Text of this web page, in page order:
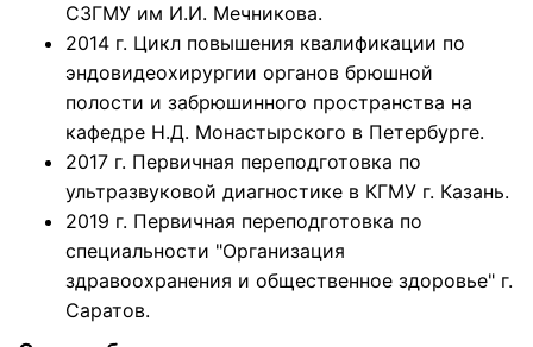
СЗГМУ им И.И. Мечникова.
2014 г. Цикл повышения квалификации по
эндовидеохирургии органов брюшной
полости и забрюшинного пространства на
кафедре Н.Д. Монастырского в Петербурге.
2017 г. Первичная переподготовка по
ультразвуковой диагностике в КГМУ г. Казань.
2019 г. Первичная переподготовка по
специальности "Организация
здравоохранения и общественное здоровье" г.
Саратов.